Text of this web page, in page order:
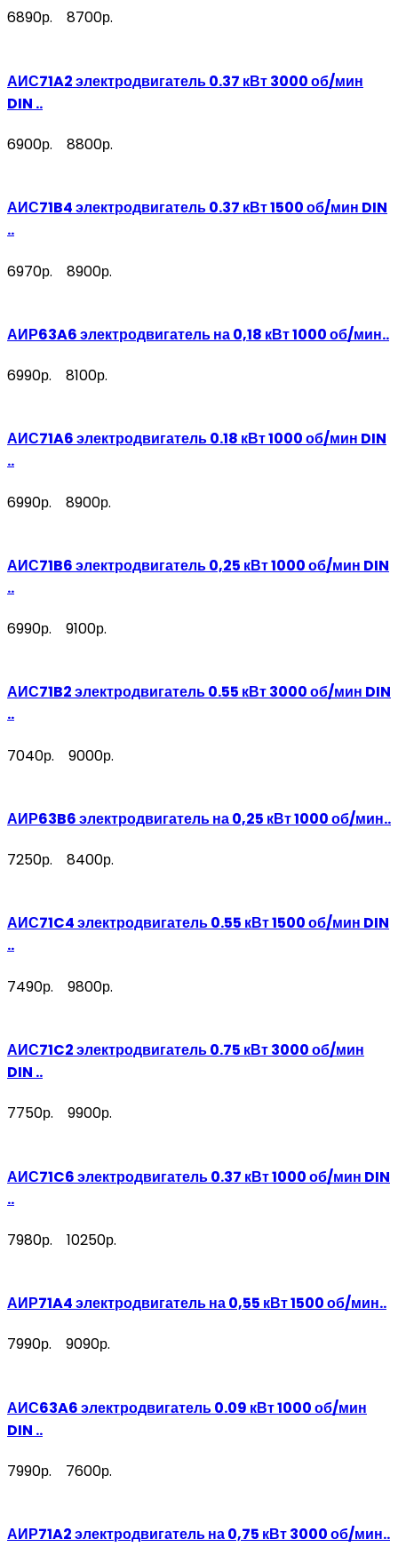
6890р. 8700р.
АИС71A2 электродвигатель 0.37 кВт 3000 об/мин
DIN ..
6900р. 8800р.
АИС71B4 электродвигатель 0.37 кВт 1500 об/мин DIN
..
6970р. 8900р.
АИР63A6 электродвигатель на 0,18 кВт 1000 об/мин..
6990р. 8100р.
АИС71A6 электродвигатель 0.18 кВт 1000 об/мин DIN
..
6990р. 8900р.
АИС71B6 электродвигатель 0,25 кВт 1000 об/мин DIN
..
6990р. 9100р.
АИС71B2 электродвигатель 0.55 кВт 3000 об/мин DIN
..
7040р. 9000р.
АИР63B6 электродвигатель на 0,25 кВт 1000 об/мин..
7250р. 8400р.
АИС71C4 электродвигатель 0.55 кВт 1500 об/мин DIN
..
7490р. 9800р.
АИС71C2 электродвигатель 0.75 кВт 3000 об/мин
DIN ..
7750р. 9900р.
АИС71C6 электродвигатель 0.37 кВт 1000 об/мин DIN
..
7980р. 10250р.
АИР71A4 электродвигатель на 0,55 кВт 1500 об/мин..
7990р. 9090р.
АИС63A6 электродвигатель 0.09 кВт 1000 об/мин
DIN ..
7990р. 7600р.
АИР71A2 электродвигатель на 0,75 кВт 3000 об/мин..